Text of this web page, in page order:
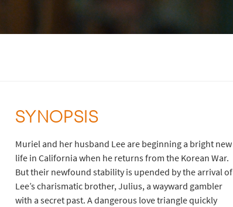
SYNOPSIS
Muriel and her husband Lee are beginning a bright new
life in California when he returns from the Korean War.
But their newfound stability is upended by the arrival of
Lee’s charismatic brother, Julius, a wayward gambler
with a secret past. A dangerous love triangle quickly